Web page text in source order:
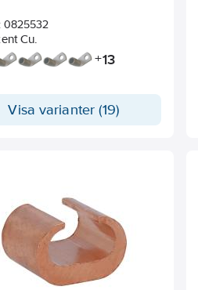
0825532
Cu.
+13
Visa varianter (19)